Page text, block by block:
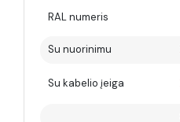
RAL numeris
Su nuorinimu
Su kabelio įeiga